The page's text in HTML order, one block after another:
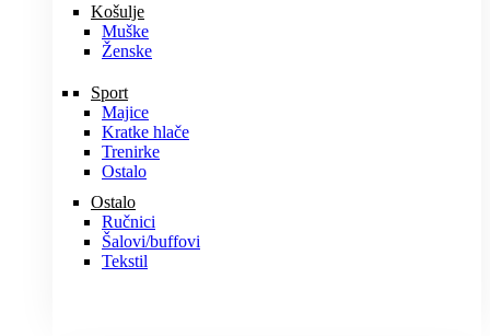
Košulje
Muške
Ženske
Sport
Majice
Kratke hlače
Trenirke
Ostalo
Ostalo
Ručnici
Šalovi/buffovi
Tekstil